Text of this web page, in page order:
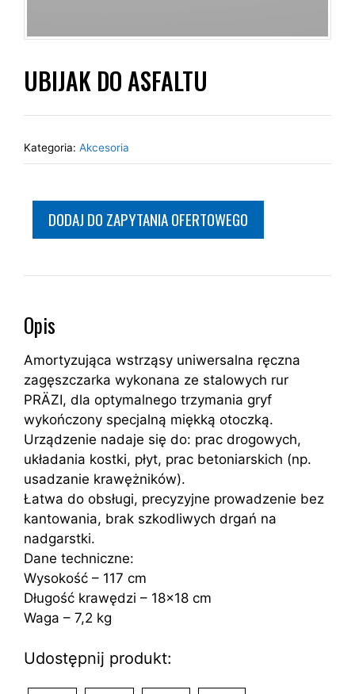
UBIJAK DO ASFALTU
DODAJ DO ZAPYTANIA OFERTOWEGO
Kategoria: Akcesoria
Opis
Amortyzująca wstrząsy uniwersalna ręczna
zagęszczarka wykonana ze stalowych rur
PRÄZI, dla optymalnego trzymania gryf
wykończony specjalną miękką otoczką.
Urządzenie nadaje się do: prac drogowych,
układania kostki, płyt, prac betoniarskich (np.
usadzanie krawężników).
Łatwa do obsługi, precyzyjne prowadzenie bez
kantowania, brak szkodliwych drgań na
nadgarstki.
Dane techniczne:
Wysokość – 117 cm
Długość krawędzi – 18×18 cm
Waga – 7,2 kg
Udostępnij produkt: